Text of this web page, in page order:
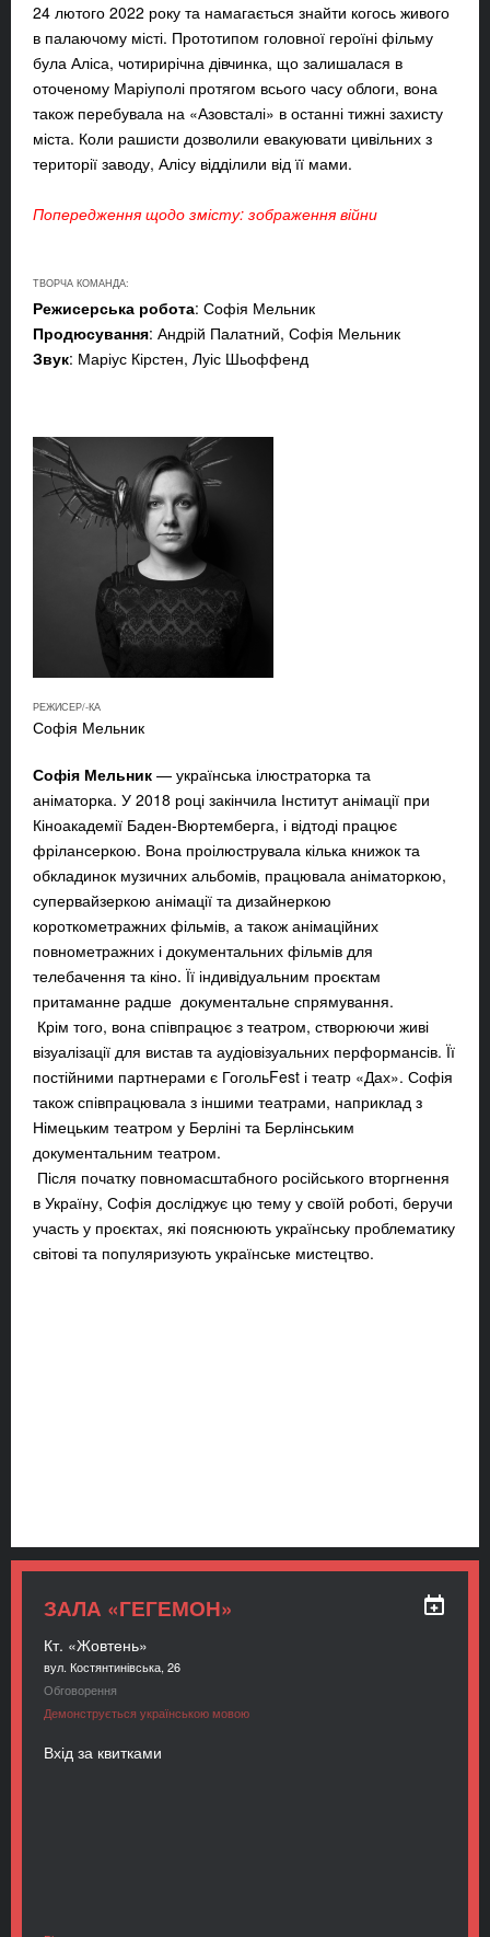
24 лютого 2022 року та намагається знайти когось живого
в палаючому місті. Прототипом головної героїні фільму
була Аліса, чотирирічна дівчинка, що залишалася в
оточеному Маріуполі протягом всього часу облоги, вона
також перебувала на «Азовсталі» в останні тижні захисту
міста. Коли рашисти дозволили евакуювати цивільних з
території заводу, Алісу відділили від її мами.
Попередження щодо змісту: зображення війни
ТВОРЧА КОМАНДА:
Режисерська робота: Софія Мельник
Продюсування: Андрій Палатний, Софія Мельник
Звук: Маріус Кірстен, Луіс Шьоффенд
РЕЖИСЕР/-КА
Софія Мельник
Софія Мельник — українська ілюстраторка та
аніматорка. У 2018 році закінчила Інститут анімації при
Кіноакадемії Баден-Вюртемберга, і відтоді працює
фрілансеркою. Вона проілюструвала кілька книжок та
обкладинок музичних альбомів, працювала аніматоркою,
супервайзеркою анімації та дизайнеркою
короткометражних фільмів, а також анімаційних
повнометражних і документальних фільмів для
телебачення та кіно. Її індивідуальним проєктам
притаманне радше документальне спрямування.
Крім того, вона співпрацює з театром, створюючи живі
візуалізації для вистав та аудіовізуальних перформансів. Її
постійними партнерами є ГогольFest і театр «Дах». Софія
також співпрацювала з іншими театрами, наприклад з
Німецьким театром у Берліні та Берлінським
документальним театром.
Після початку повномасштабного російського вторгнення
в Україну, Софія досліджує цю тему у своїй роботі, беручи
участь у проєктах, які пояснюють українську проблематику
світові та популяризують українське мистецтво.
ЗАЛА «ГЕГЕМОН»
Кт. «Жовтень»
вул. Костянтинівська, 26
Обговорення
Демонструється українською мовою
Вхід за квитками